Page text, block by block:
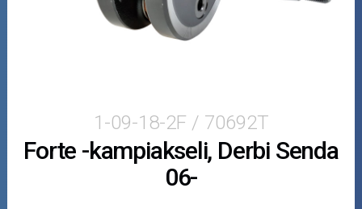
Ajovarusteet
Öljyt ja kemikaalit
1-09-18-2F / 70692T
Forte -kampiakseli, Derbi Senda
06-